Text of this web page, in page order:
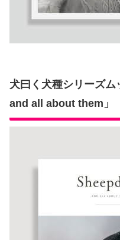
犬曰く犬種シリーズ
and all about them」